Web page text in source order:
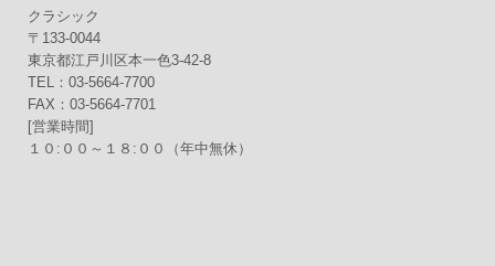
クラシック
〒133-0044
東京都江戸川区本一色3-42-8
TEL：03-5664-7700
FAX：03-5664-7701
[営業時間]
１０:００～１８:００（年中無休）